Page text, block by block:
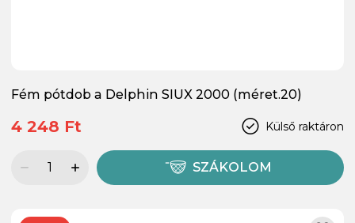
Fém pótdob a Delphin SIUX 2000 (méret.20)
Külső raktáron
4 248 Ft
SZÁKOLOM